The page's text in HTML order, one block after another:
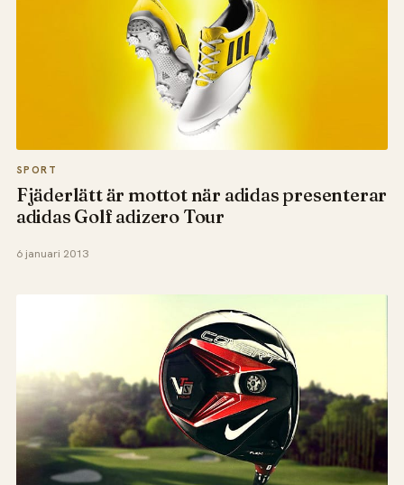
SPORT
Fjäderlätt är mottot när adidas presenterar
adidas Golf adizero Tour
6 januari 2013